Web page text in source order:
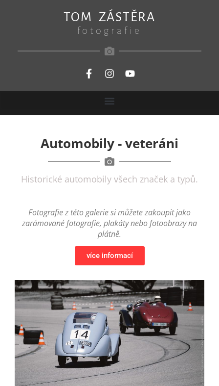
TOM ZÁSTĚRA
fotografie
Automobily - veteráni
Historické automobily všech značek a typů.
Fotografie z této galerie si můžete zakoupit jako
zarámované fotografie, plakáty nebo fotoobrazy na
plátně.
více informací